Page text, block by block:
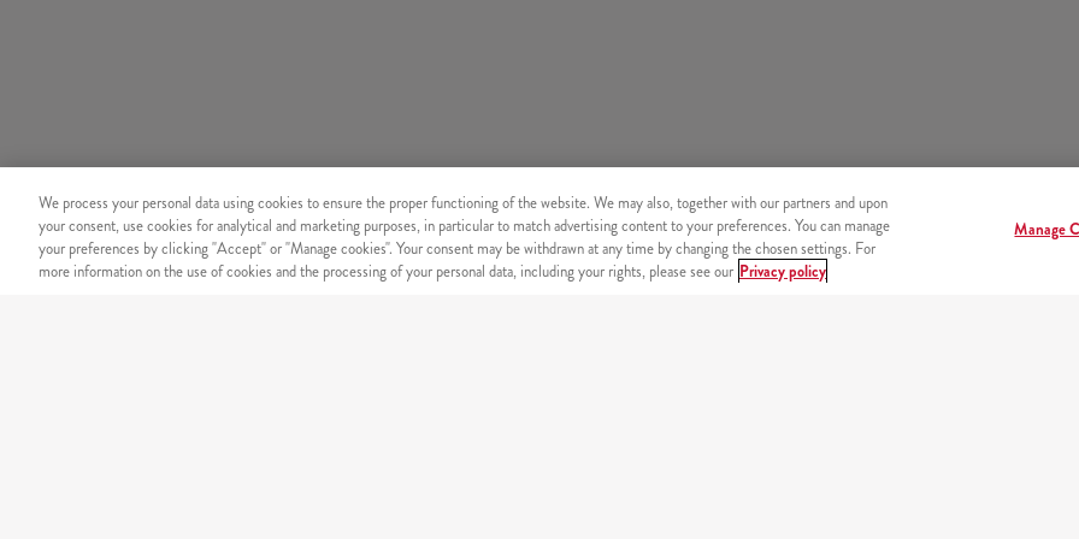
We process your personal data using cookies to ensure the proper functioning of the website. We may also, together with our partners and upon
your consent, use cookies for analytical and marketing purposes, in particular to match advertising content to your preferences. You can manage
your preferences by clicking "Accept" or "Manage cookies". Your consent may be withdrawn at any time by changing the chosen settings. For
more information on the use of cookies and the processing of your personal data, including your rights, please see our Privacy policy
Manage